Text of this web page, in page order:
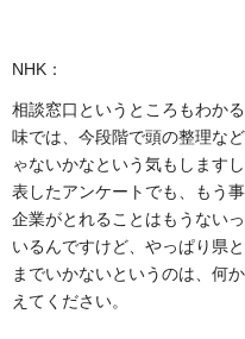
NHK：
相談窓口というところもわか
味では、今段階で頭の整理な
ゃないかなという気もします
表したアンケートでも、もう
企業がとれることはもうない
いるんですけど、やっぱり県
までいかないというのは、何
えてください。